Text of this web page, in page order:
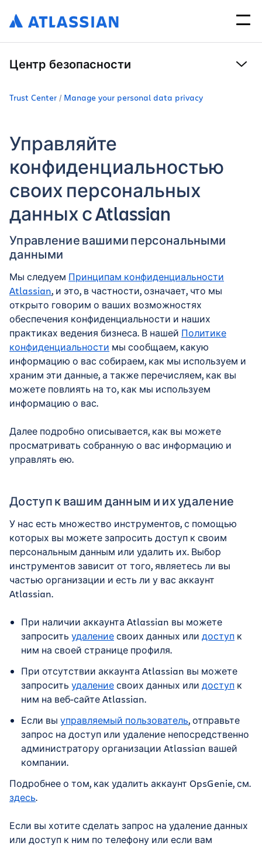
Центр безопасности
Trust Center Manage your personal data privacy
Управляйте
конфиденциальностью
своих персональных
данных с Atlassian
Управление вашими персональными
данными
Мы следуем Принципам конфиденциальности
Atlassian, и это, в частности, означает, что мы
открыто говорим о ваших возможностях
обеспечения конфиденциальности и наших
практиках ведения бизнеса. В нашей Политике
конфиденциальности мы сообщаем, какую
информацию о вас собираем, как мы используем и
храним эти данные, а также перечисляем, как вы
можете повлиять на то, как мы используем
информацию о вас.
Далее подробно описывается, как вы можете
просматривать собранную о вас информацию и
управлять ею.
Доступ к вашим данным и их удаление
У нас есть множество инструментов, с помощью
которых вы можете запросить доступ к своим
персональным данным или удалить их. Выбор
инструментов зависит от того, являетесь ли вы
частью организации и есть ли у вас аккаунт
Atlassian.
При наличии аккаунта Atlassian вы можете
запросить удалениесвоих данных или доступ к
ним на своей странице профиля.
При отсутствии аккаунта Atlassian вы можете
запросить удалениесвоих данных или доступ к
ним на веб-сайте Atlassian.
Если вы управляемый пользователь, отправьте
запрос на доступ или удаление непосредственно
администратору организации Atlassian вашей
компании.
Подробнее о том, как удалить аккаунт OpsGenie, см.
здесь.
Если вы хотите сделать запрос на удаление данных
или доступ к ним по телефону или если вам